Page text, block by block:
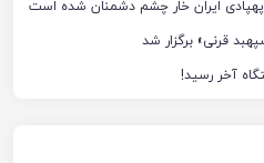
ایران خار چشم دشمنان شده است
قرنی» برگزار شد
آخر رسید!